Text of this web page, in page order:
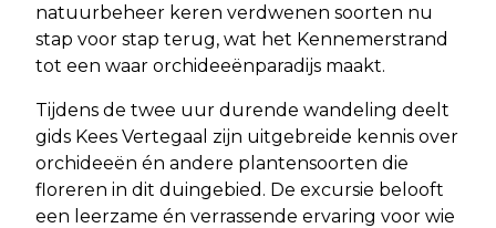
natuurbeheer keren verdwenen soorten nu
stap voor stap terug, wat het Kennemerstrand
tot een waar orchideeënparadijs maakt.
Tijdens de twee uur durende wandeling deelt
gids Kees Vertegaal zijn uitgebreide kennis over
orchideeën én andere plantensoorten die
floreren in dit duingebied. De excursie belooft
een leerzame én verrassende ervaring voor wie